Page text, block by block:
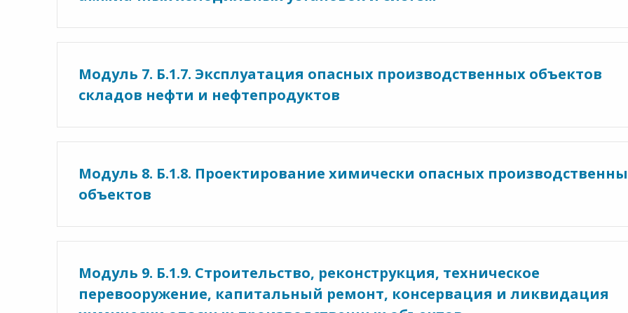
Модуль 7. Б.1.7. Эксплуатация опасных производственных объектов
складов нефти и нефтепродуктов
Модуль 8. Б.1.8. Проектирование химически опасных
объектов
Модуль 9. Б.1.9. Строительство, реконструкция, техническое
перевооружение, капитальный ремонт, консервация и ликвидация